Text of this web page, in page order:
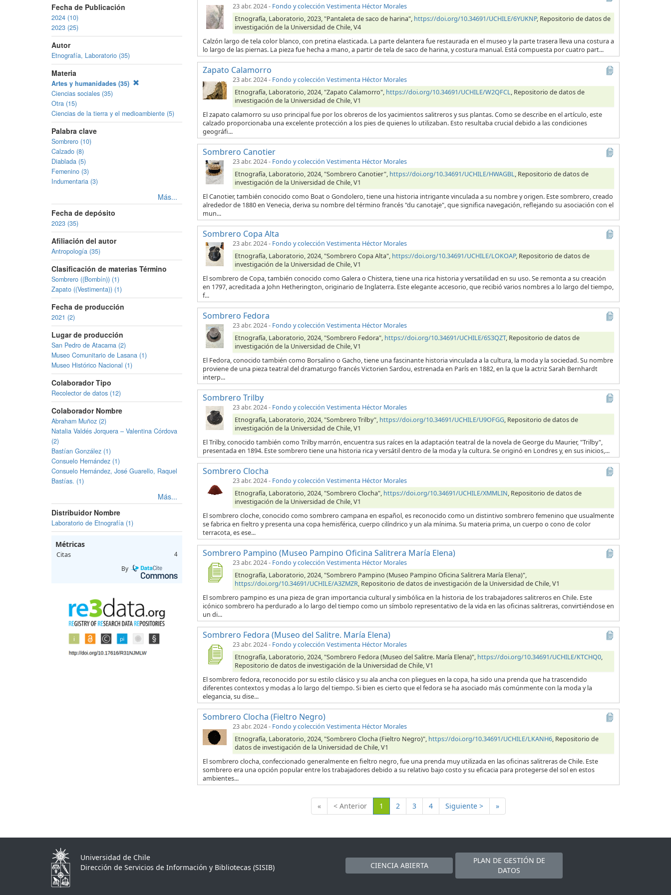
Fecha de Publicación
2024 (10)
2023 (25)
Autor
Etnografía, Laboratorio (35)
Materia
Artes y humanidades (35)
Ciencias sociales (35)
Otra (15)
Ciencias de la tierra y el medioambiente (5)
Palabra clave
Sombrero (10)
Calzado (8)
Diablada (5)
Femenino (3)
Indumentaria (3)
Más...
Fecha de depósito
2023 (35)
Afiliación del autor
Antropología (35)
Clasificación de materias Término
Sombrero ((Bombín)) (1)
Zapato ((Vestimenta)) (1)
Fecha de producción
2021 (2)
Lugar de producción
San Pedro de Atacama (2)
Museo Comunitario de Lasana (1)
Museo Histórico Nacional (1)
Colaborador Tipo
Recolector de datos (12)
Colaborador Nombre
Abraham Muñoz (2)
Natalia Valdés Jorquera – Valentina Córdova
(2)
Bastían González (1)
Consuelo Hernández (1)
Consuelo Hernández, José Guarello, Raquel
Bastías. (1)
Más...
Distribuidor Nombre
Laboratorio de Etnografía (1)
Métricas
Citas 4
By
23 abr. 2024- Fondo y colección Vestimenta Héctor Morales
Etnografía, Laboratorio, 2023, "Pantaleta de saco de harina", https://doi.org/10.34691/UCHILE/6YUKNP, Repositorio de datos de
investigación de la Universidad de Chile, V4
Calzón largo de tela color blanco, con pretina elasticada. La parte delantera fue restaurada en el museo y la parte trasera lleva una costura a
lo largo de las piernas. La pieza fue hecha a mano, a partir de tela de saco de harina, y costura manual. Está compuesta por cuatro part...
Zapato Calamorro
23 abr. 2024- Fondo y colección Vestimenta Héctor Morales
Etnografía, Laboratorio, 2024, "Zapato Calamorro", https://doi.org/10.34691/UCHILE/W2QFCL, Repositorio de datos de
investigación de la Universidad de Chile, V1
El zapato calamorro su uso principal fue por los obreros de los yacimientos salitreros y sus plantas. Como se describe en el artículo, este
calzado proporcionaba una excelente protección a los pies de quienes lo utilizaban. Esto resultaba crucial debido a las condiciones
geográfi...
Sombrero Canotier
23 abr. 2024- Fondo y colección Vestimenta Héctor Morales
Etnografía, Laboratorio, 2024, "Sombrero Canotier", https://doi.org/10.34691/UCHILE/HWAGBL, Repositorio de datos de
investigación de la Universidad de Chile, V1
El Canotier, también conocido como Boat o Gondolero, tiene una historia intrigante vinculada a su nombre y origen. Este sombrero, creado
alrededor de 1880 en Venecia, deriva su nombre del término francés "du canotaje", que significa navegación, reflejando su asociación con el
mun...
Sombrero Copa Alta
23 abr. 2024- Fondo y colección Vestimenta Héctor Morales
Etnografía, Laboratorio, 2024, "Sombrero Copa Alta", https://doi.org/10.34691/UCHILE/LOKOAP, Repositorio de datos de
investigación de la Universidad de Chile, V1
El sombrero de Copa, también conocido como Galera o Chistera, tiene una rica historia y versatilidad en su uso. Se remonta a su creación
en 1797, acreditada a John Hetherington, originario de Inglaterra. Este elegante accesorio, que recibió varios nombres a lo largo del tiempo,
f...
Sombrero Fedora
23 abr. 2024- Fondo y colección Vestimenta Héctor Morales
Etnografía, Laboratorio, 2024, "Sombrero Fedora", https://doi.org/10.34691/UCHILE/6S3QZT, Repositorio de datos de
investigación de la Universidad de Chile, V1
El Fedora, conocido también como Borsalino o Gacho, tiene una fascinante historia vinculada a la cultura, la moda y la sociedad. Su nombre
proviene de una pieza teatral del dramaturgo francés Victorien Sardou, estrenada en París en 1882, en la que la actriz Sarah Bernhardt
interp...
Sombrero Trilby
23 abr. 2024- Fondo y colección Vestimenta Héctor Morales
Etnografía, Laboratorio, 2024, "Sombrero Trilby", https://doi.org/10.34691/UCHILE/U9OFGG, Repositorio de datos de
investigación de la Universidad de Chile, V1
El Trilby, conocido también como Trilby marrón, encuentra sus raíces en la adaptación teatral de la novela de George du Maurier, "Trilby",
presentada en 1894. Este sombrero tiene una historia rica y versátil dentro de la moda y la cultura. Se originó en Londres y, en sus inicios,...
Sombrero Clocha
23 abr. 2024- Fondo y colección Vestimenta Héctor Morales
Etnografía, Laboratorio, 2024, "Sombrero Clocha", https://doi.org/10.34691/UCHILE/XMMLIN, Repositorio de datos de
investigación de la Universidad de Chile, V1
El sombrero cloche, conocido como sombrero campana en español, es reconocido como un distintivo sombrero femenino que usualmente
se fabrica en fieltro y presenta una copa hemisférica, cuerpo cilíndrico y un ala mínima. Su materia prima, un cuerpo o cono de color
terracota, es ese...
Sombrero Pampino (Museo Pampino Oficina Salitrera María Elena)
23 abr. 2024- Fondo y colección Vestimenta Héctor Morales
Etnografía, Laboratorio, 2024, "Sombrero Pampino (Museo Pampino Oficina Salitrera María Elena)",
https://doi.org/10.34691/UCHILE/A3ZMZR, Repositorio de datos de investigación de la Universidad de Chile, V1
El sombrero pampino es una pieza de gran importancia cultural y simbólica en la historia de los trabajadores salitreros en Chile. Este
icónico sombrero ha perdurado a lo largo del tiempo como un símbolo representativo de la vida en las oficinas salitreras, convirtiéndose en
un di...
Sombrero Fedora (Museo del Salitre. María Elena)
23 abr. 2024- Fondo y colección Vestimenta Héctor Morales
Etnografía, Laboratorio, 2024, "Sombrero Fedora (Museo del Salitre. María Elena)", https://doi.org/10.34691/UCHILE/KTCHQ0,
Repositorio de datos de investigación de la Universidad de Chile, V1
El sombrero fedora, reconocido por su estilo clásico y su ala ancha con pliegues en la copa, ha sido una prenda que ha trascendido
diferentes contextos y modas a lo largo del tiempo. Si bien es cierto que el fedora se ha asociado más comúnmente con la moda y la
elegancia, su dise...
Sombrero Clocha (Fieltro Negro)
23 abr. 2024- Fondo y colección Vestimenta Héctor Morales
Etnografía, Laboratorio, 2024, "Sombrero Clocha (Fieltro Negro)", https://doi.org/10.34691/UCHILE/LKANH6, Repositorio de
datos de investigación de la Universidad de Chile, V1
El sombrero clocha, confeccionado generalmente en fieltro negro, fue una prenda muy utilizada en las oficinas salitreras de Chile. Este
sombrero era una opción popular entre los trabajadores debido a su relativo bajo costo y su eficacia para protegerse del sol en estos
ambientes...
« < Anterior 1 (Actual)
2 3 4 Siguiente > »
Universidad de Chile
Dirección de Servicios de Información y Bibliotecas (SISIB)
CIENCIA ABIERTA
PLAN DE GESTIÓN DE
DATOS